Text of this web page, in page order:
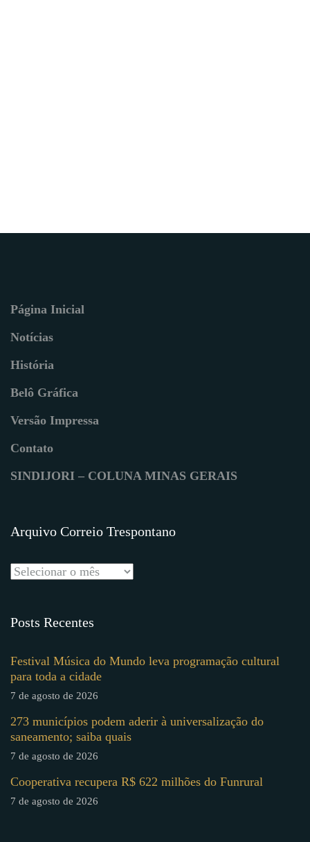
Página Inicial
Notícias
História
Belô Gráfica
Versão Impressa
Contato
SINDIJORI – COLUNA MINAS GERAIS
Arquivo Correio Trespontano
Posts Recentes
Festival Música do Mundo leva programação cultural
para toda a cidade
7 de agosto de 2026
273 municípios podem aderir à universalização do
saneamento; saiba quais
7 de agosto de 2026
Cooperativa recupera R$ 622 milhões do Funrural
7 de agosto de 2026